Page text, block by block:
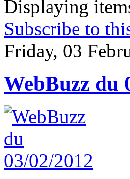
Displaying
Subscribe to
Friday, 03
WebBuzz du